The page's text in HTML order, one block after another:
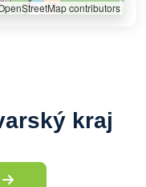
contributors
kraj